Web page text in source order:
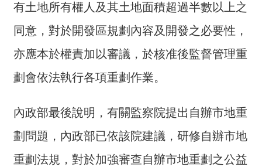
常
問
子
RSS
有土地所有權人及其土地面積超過半數以上之
同意，對於開發區規劃內容及開發之必要性，
亦應本於權責加以審議，於核准後監督管理重
劃會依法執行各項重劃作業。
內政部最後說明，有關監察院提出自辦市地重
劃問題，內政部已依該院建議，研修自辦市地
重劃法規，對於加強審查自辦市地重劃之公益